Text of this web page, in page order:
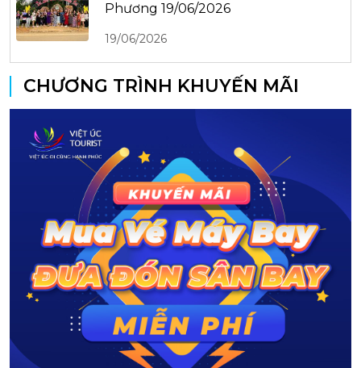
Phương 19/06/2026
19/06/2026
CHƯƠNG TRÌNH KHUYẾN MÃI